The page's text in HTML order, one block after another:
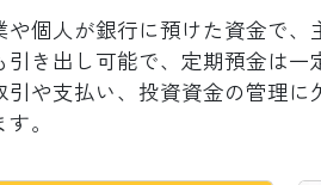
や個人が銀行に預けた資金で
引き出し可能で、定期預金は
引や支払い、投資資金の管理
。